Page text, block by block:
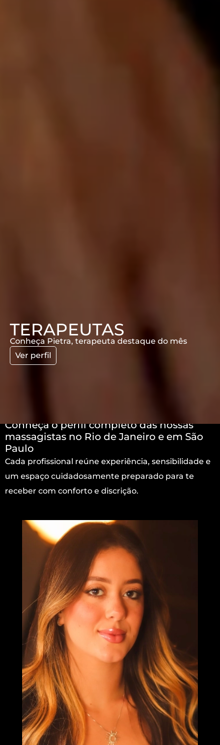
TERAPEUTAS
Conheça Pietra, terapeuta destaque do mês
Ver perfil
Conheça o perfil completo das nossas
massagistas no Rio de Janeiro e em São
Paulo
Cada profissional reúne experiência, sensibilidade e
um espaço cuidadosamente preparado para te
receber com conforto e discrição.